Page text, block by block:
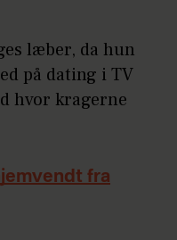
læber, da hun
på dating i TV
hvor kragerne
fra